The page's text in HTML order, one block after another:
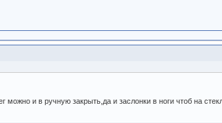
можно и в ручную закрыть,да и заслонки в ноги чтоб на